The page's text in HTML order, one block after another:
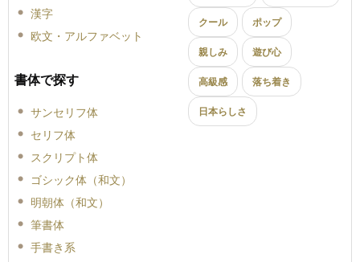
漢字
欧文・アルファベット
書体で探す
サンセリフ体
セリフ体
スクリプト体
ゴシック体（和文）
明朝体（和文）
筆書体
手書き系
クール ポップ
親しみ 遊び心
高級感 落ち着き
日本らしさ